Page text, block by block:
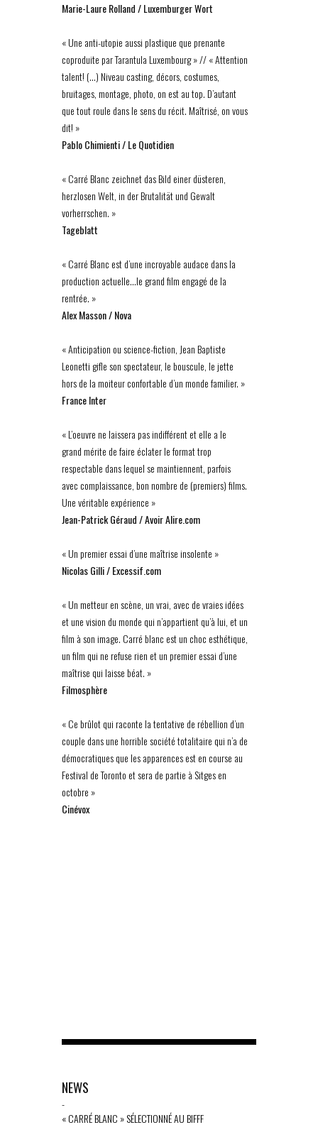
Marie-Laure Rolland / Luxemburger Wort
« Une anti-utopie aussi plastique que prenante
coproduite par Tarantula Luxembourg » // « Attention
talent! (…) Niveau casting, décors, costumes,
bruitages, montage, photo, on est au top. D’autant
que tout roule dans le sens du récit. Maîtrisé, on vous
dit! »
Pablo Chimienti / Le Quotidien
« Carré Blanc zeichnet das Bild einer düsteren,
herzlosen Welt, in der Brutalität und Gewalt
vorherrschen. »
Tageblatt
« Carré Blanc est d’une incroyable audace dans la
production actuelle…le grand film engagé de la
rentrée. »
Alex Masson / Nova
« Anticipation ou science-fiction, Jean Baptiste
Leonetti gifle son spectateur, le bouscule, le jette
hors de la moiteur confortable d’un monde familier. »
France Inter
« L’oeuvre ne laissera pas indifférent et elle a le
grand mérite de faire éclater le format trop
respectable dans lequel se maintiennent, parfois
avec complaissance, bon nombre de (premiers) films.
Une véritable expérience »
Jean-Patrick Géraud / Avoir Alire.com
« Un premier essai d’une maîtrise insolente »
Nicolas Gilli / Excessif.com
« Un metteur en scène, un vrai, avec de vraies idées
et une vision du monde qui n’appartient qu’à lui, et un
film à son image. Carré blanc est un choc esthétique,
un film qui ne refuse rien et un premier essai d’une
maîtrise qui laisse béat. »
Filmosphère
« Ce brûlot qui raconte la tentative de rébellion d’un
couple dans une horrible société totalitaire qui n’a de
démocratiques que les apparences est en course au
Festival de Toronto et sera de partie à Sitges en
octobre »
Cinévox
NEWS
-
« CARRÉ BLANC » SÉLECTIONNÉ AU BIFFF